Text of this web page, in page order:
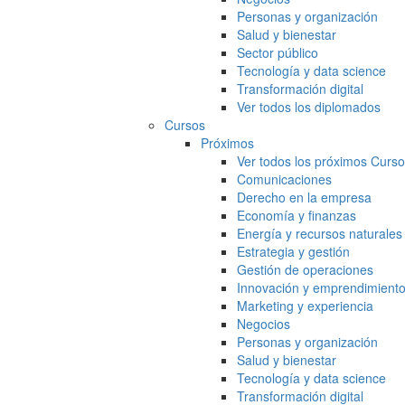
Personas y organización
Salud y bienestar
Sector público
Tecnología y data science
Transformación digital
Ver todos los diplomados
Cursos
Próximos
Ver todos los próximos
Comunicaciones
Derecho en la empresa
Economía y finanzas
Energía y recursos naturales
Estrategia y gestión
Gestión de operaciones
Innovación y emprendimiento
Marketing y experiencia
Negocios
Personas y organización
Salud y bienestar
Tecnología y data science
Transformación digital